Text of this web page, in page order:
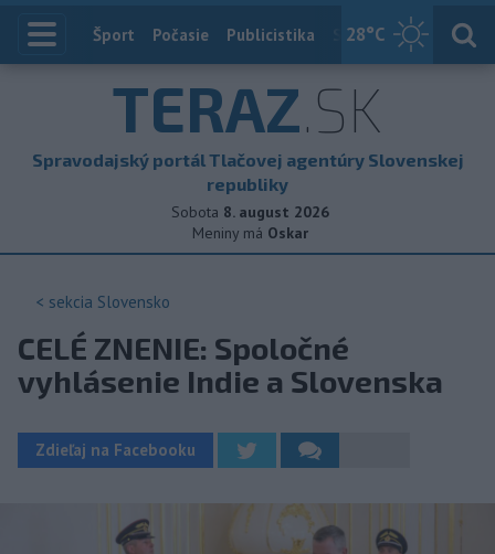
28°C
Index
Šport Počasie Publicistika Slovensko
TERAZ.SK
Spravodajský portál Tlačovej agentúry Slovenskej
republiky
Sobota 8. august 2026
Meniny má Oskar
< sekcia Slovensko
CELÉ ZNENIE: Spoločné
vyhlásenie Indie a Slovenska
Zdieľaj na Facebooku